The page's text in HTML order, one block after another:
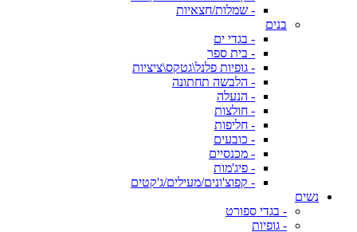
- שמלות/חצאיות
בנים
- בגדי ים
- בית ספר
- גופיות פלנל\גטקס\ציציות
- הלבשה תחתונה
- הנעלה
- חולצות
- חליפות
- כובעים
- מכנסיים
- פיג'מות
- קפוצ'ונים/מעילים/ג'קטים
נשים
- בגדי ספורט
- גופיות